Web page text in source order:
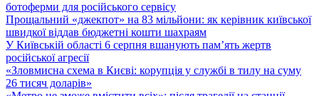
ботоферми для російського сервісу
Прощальний «джекпот» на 83 мільйони: як керівник київської
швидкої віддав бюджетні кошти шахраям
У Київській області 6 серпня вшанують пам’ять жертв
російської агресії
«Зловмисна схема в Києві: корупція у службі в тилу на суму
26 тисяч доларів»